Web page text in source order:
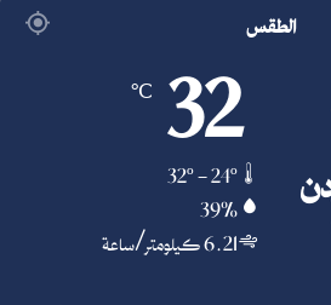
الطقس32
℃
32º - 24º
39%
6.21 كيلومتر/ساعة